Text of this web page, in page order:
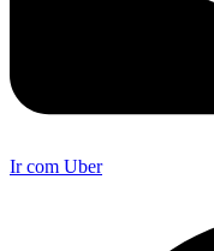
Ir com Uber